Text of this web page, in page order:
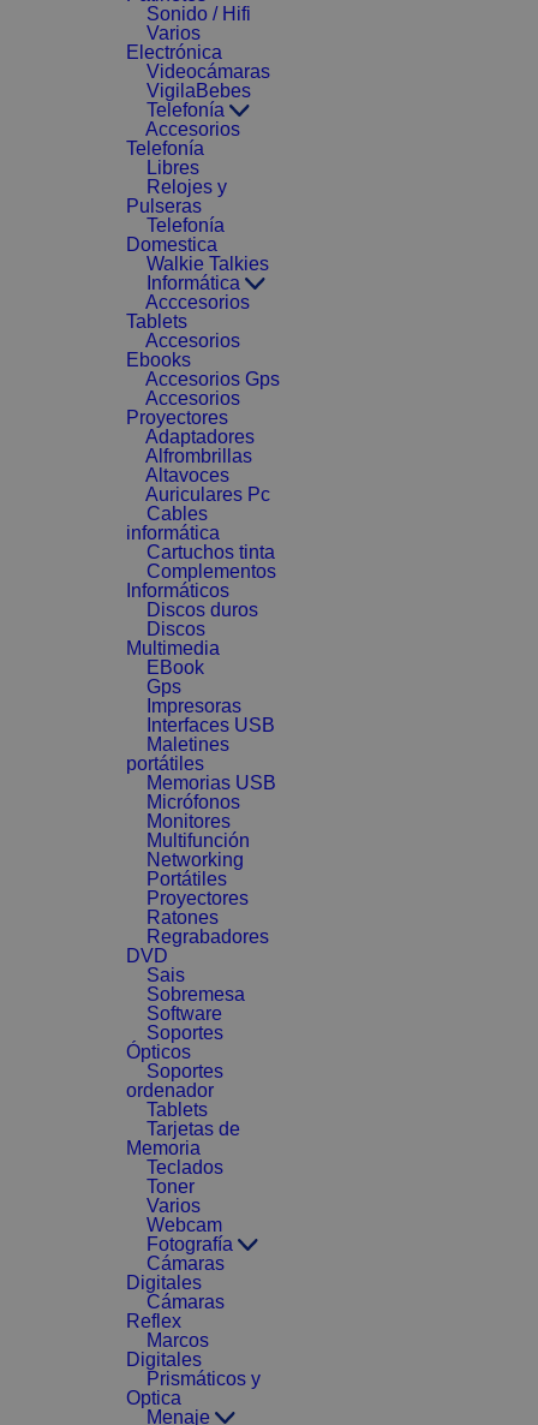
Sonido / Hifi
Varios
Electrónica
Videocámaras
VigilaBebes
Telefonía
Accesorios
Telefonía
Libres
Relojes y
Pulseras
Telefonía
Domestica
Walkie Talkies
Informática
Acccesorios
Tablets
Accesorios
Ebooks
Accesorios Gps
Accesorios
Proyectores
Adaptadores
Alfrombrillas
Altavoces
Auriculares Pc
Cables
informática
Cartuchos tinta
Complementos
Informáticos
Discos duros
Discos
Multimedia
EBook
Gps
Impresoras
Interfaces USB
Maletines
portátiles
Memorias USB
Micrófonos
Monitores
Multifunción
Networking
Portátiles
Proyectores
Ratones
Regrabadores
DVD
Sais
Sobremesa
Software
Soportes
Ópticos
Soportes
ordenador
Tablets
Tarjetas de
Memoria
Teclados
Toner
Varios
Webcam
Fotografía
Cámaras
Digitales
Cámaras
Reflex
Marcos
Digitales
Prismáticos y
Optica
Menaje